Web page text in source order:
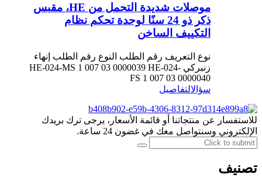
موصلات شديدة التحمل من HE، مقبس
ذكر ذو 24 سنًا لوحدة تحكم نظام
التكييف الساخن
نوع التعريف رقم الطلب النوع رقم الطلب إنهاء
زنبركي HE-024-MS 1 007 03 0000039 HE-024-
FS 1 007 03 0000040
سؤالالتفاصيل
للاستفسار عن منتجاتنا أو قائمة الأسعار، يرجى ترك بريدك
الإلكتروني وسنتواصل معك في غضون 24 ساعة.
تصنيف